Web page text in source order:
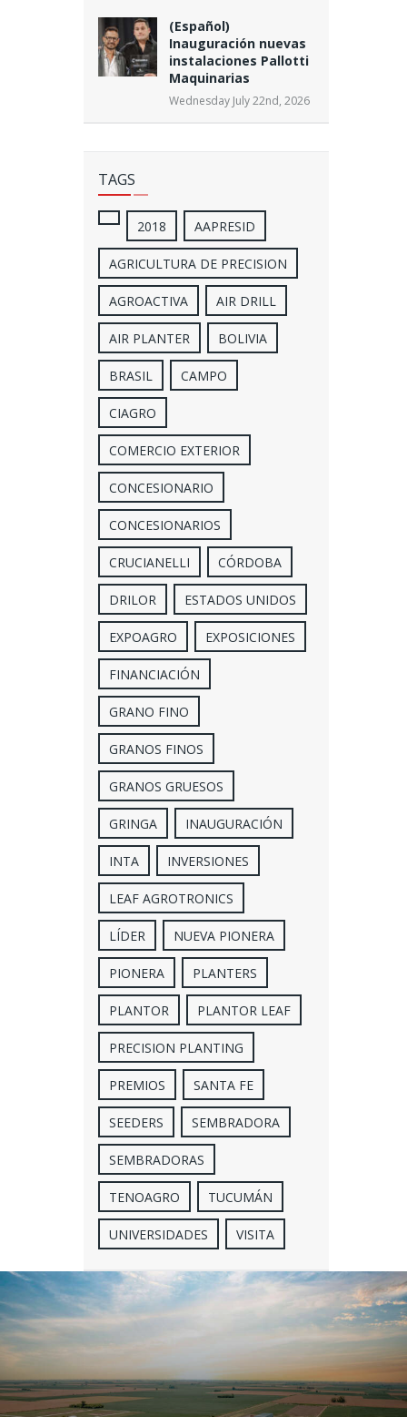
(Español)
Inauguración nuevas
instalaciones Pallotti
Maquinarias
Wednesday July 22nd, 2026
TAGS
2018 AAPRESID
AGRICULTURA DE PRECISION
AGROACTIVA AIR DRILL
AIR PLANTER BOLIVIA
BRASIL CAMPO
CIAGRO
COMERCIO EXTERIOR
CONCESIONARIO
CONCESIONARIOS
CRUCIANELLI CÓRDOBA
DRILOR ESTADOS UNIDOS
EXPOAGRO EXPOSICIONES
FINANCIACIÓN
GRANO FINO
GRANOS FINOS
GRANOS GRUESOS
GRINGA INAUGURACIÓN
INTA INVERSIONES
LEAF AGROTRONICS
LÍDER NUEVA PIONERA
PIONERA PLANTERS
PLANTOR PLANTOR LEAF
PRECISION PLANTING
PREMIOS SANTA FE
SEEDERS SEMBRADORA
SEMBRADORAS
TENOAGRO TUCUMÁN
UNIVERSIDADES VISITA